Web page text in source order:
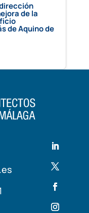
de la
de Aquino de